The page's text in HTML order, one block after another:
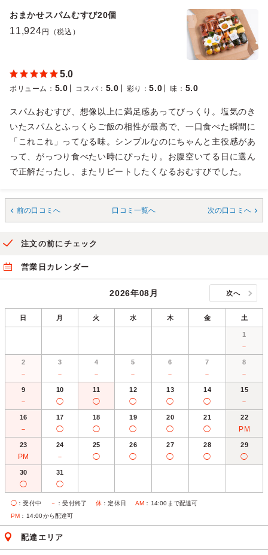
おまかせスパムむすび20個
11,924 円（税込）
5.0
ボリューム ： 5.0 コスパ ： 5.0 彩り ：5.0 味 ： 5.0
スパムおむすび、想像以上に満足感あってびっくり。塩気のき
いたスパムとふっくらご飯の相性が最高で、一口食べた瞬間に
「これこれ」ってなる味。シンプルなのにちゃんと主役感があ
って、がっつり食べたい時にぴったり。お腹空いてる日に選ん
で正解だったし、またリピートしたくなるおむすびでした。
前の口コミへ 口コミ一覧へ 次の口コミへ
注文の前にチェック
営業日カレンダー
2026年08月 次へ
日 月 火 水 木 金 土
1
－
2
－
3
－
4
－
5
－
6
－
7
－
8
－
9
－
10
◯
11
◯
12
◯
13
◯
14
◯
15
－
16
－
17
◯
18
◯
19
◯
20
◯
21
◯
22
PM
23
PM
24
－
25
◯
26
◯
27
◯
28
◯
29
◯
30
◯
31
◯
◯ ：受付中 － ：受付終了 休 ：定休日 AM ：14:00まで配達可
PM ：14:00から配達可
配達エリア